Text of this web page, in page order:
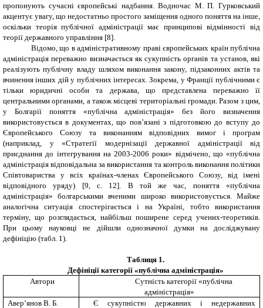
пропонують сучасні європейські надбання. Водночас М. П. Гурковський
акцентує увагу, що недостатньо простого заміщення одного поняття на інше,
оскільки теорія публічної адміністрації має принципові відмінності від
теорії державного управління [8].
Відомо, що в адміністративному праві європейських країн публічна
адміністрація переважно визначається як сукупність органів та установ, які
реалізують публічну владу шляхом виконання закону, підзаконних актів та
вчинення інших дій у публічних інтересах. Зокрема, у Франції публічними є
тільки юридичні особи та держава, що представлена переважно її
центральними органами, а також місцеві територіальні громади. Разом з цим,
у Болгарії поняття «публічна адміністрація» без його визначення
використовується в документах, що пов’язані з підготовкою до вступу до
Європейського Союзу та виконанням відповідних вимог і програм
(наприклад, у «Стратегії модернізації державної адміністрації від
приєднання до інтегрування на 2003-2006 роки» відмічено, що «публічна
адміністрація відповідальна за використання та контроль виконання політики
Співтовариства у всіх країнах-членах Європейського Союзу, від імені
відповідного уряду) [9, с. 12]. В той же час, поняття «публічна
адміністрація» болгарськими вченими широко використовується. Майже
аналогічна ситуація спостерігається і на Україні, тобто використання
терміну, що розглядається, найбільш поширене серед учених-теоретиків.
При цьому науковці не дійшли однозначної думки на досліджувану
дефініцію (табл. 1).
Таблиця 1.
Дефініції категорії «публічна адміністрація»
Автори
Сутність категорії «публічна
адміністрація»
Авер’янов В. Б.
Є сукупністю державних і недержавних